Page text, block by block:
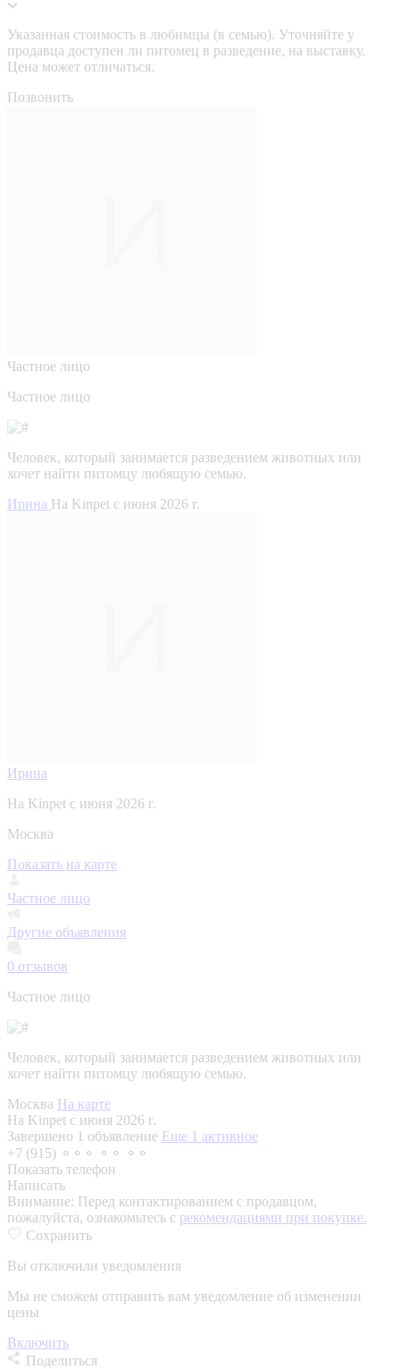
Указанная стоимость в любимцы (в семью). Уточняйте у
продавца доступен ли питомец в разведение, на выставку.
Цена может отличаться.
Позвонить
Частное лицо
Частное лицо
Человек, который занимается разведением животных или
хочет найти питомцу любящую семью.
Ирина На Kinpet c июня 2026 г.
Ирина
На Kinpet c июня 2026 г.
Москва
Показать на карте
Частное лицо
Другие объявления
0 отзывов
Частное лицо
Человек, который занимается разведением животных или
хочет найти питомцу любящую семью.
Москва На карте
На Kinpet c июня 2026 г.
Завершено 1 объявление Еще 1 активное
+7 (915) ⚬⚬⚬ ⚬⚬ ⚬⚬
Показать телефон
Написать
Внимание: Перед контактированием с продавцом,
пожалуйста, ознакомьтесь с рекомендациями при покупке.
Сохранить
Вы отключили уведомления
Мы не сможем отправить вам уведомление об изменении
цены
Включить
Поделиться